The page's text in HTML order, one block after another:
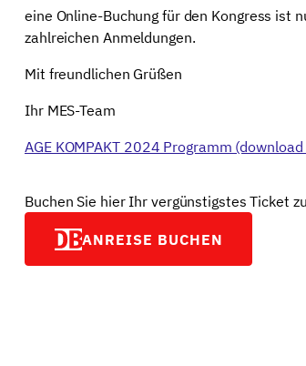
eine Online-Buchung für den Kongress ist
zahlreichen Anmeldungen.
Mit freundlichen Grüßen
Ihr MES-Team
AGE KOMPAKT 2024 Programm (download
Buchen Sie hier Ihr vergünstigstes Ticket
ANREISE BUCHEN